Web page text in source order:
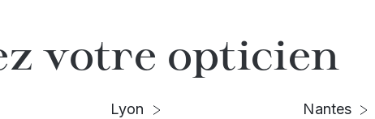
votre opticien
Lyon
Nantes